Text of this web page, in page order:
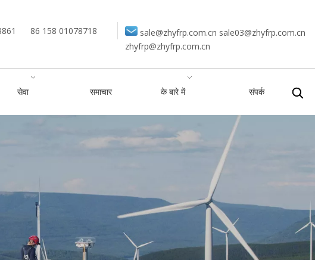
86 158 01078718 sale@zhyfrp.com.cn sale03@zhyfrp.com.cn
zhyfrp@zhyfrp.com.cn
सेवा समाचार के बारे में संपर्क